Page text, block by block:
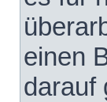
einen
darauf